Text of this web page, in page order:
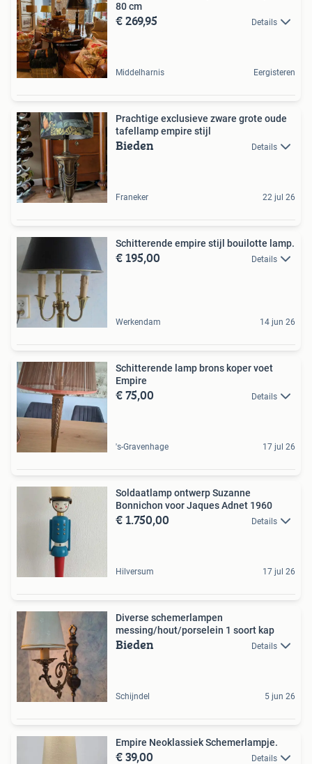
80 cm
€ 269,95 Details
Middelharnis Eergisteren
Prachtige exclusieve zware grote oude
tafellamp empire stijl
Bieden Details
Franeker 22 jul 26
Schitterende empire stijl bouilotte lamp.
€ 195,00 Details
Werkendam 14 jun 26
Schitterende lamp brons koper voet
Empire
€ 75,00 Details
's-Gravenhage 17 jul 26
Soldaatlamp ontwerp Suzanne
Bonnichon voor Jaques Adnet 1960
€ 1.750,00 Details
Hilversum 17 jul 26
Diverse schemerlampen
messing/hout/porselein 1 soort kap
Bieden Details
Schijndel 5 jun 26
Empire Neoklassiek Schemerlampje.
€ 39,00 Details